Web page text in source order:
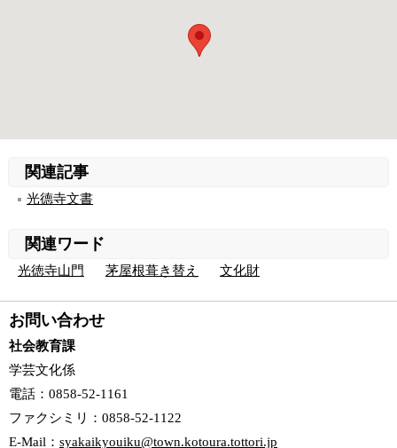
関連記事
光德寺文書
関連ワード
光徳寺山門 茅屋根葺き替え 文化財
お問い合わせ
社会教育課
学芸文化係
電話 ：0858-52-1161
ファクシミリ
：0858-52-1122
E-Mail ： syakaikyouiku@town.kotoura.tottori.jp